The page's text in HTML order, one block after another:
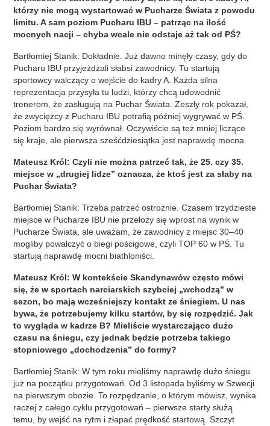
którzy nie mogą wystartować w Pucharze Świata z powodu
limitu. A sam poziom Pucharu IBU – patrząc na ilość
mocnych nacji – chyba wcale nie odstaje aż tak od PŚ?
Bartłomiej Stanik: Dokładnie. Już dawno minęły czasy, gdy do
Pucharu IBU przyjeżdżali słabsi zawodnicy. Tu startują
sportowcy walczący o wejście do kadry A. Każda silna
reprezentacja przysyła tu ludzi, którzy chcą udowodnić
trenerom, że zasługują na Puchar Świata. Zeszły rok pokazał,
że zwycięzcy z Pucharu IBU potrafią później wygrywać w PŚ.
Poziom bardzo się wyrównał. Oczywiście są też mniej liczące
się kraje, ale pierwsza sześćdziesiątka jest naprawdę mocna.
Mateusz Król: Czyli nie można patrzeć tak, że 25. czy 35.
miejsce w „drugiej lidze” oznacza, że ktoś jest za słaby na
Puchar Świata?
Bartłomiej Stanik: Trzeba patrzeć ostrożnie. Czasem trzydzieste
miejsce w Pucharze IBU nie przełoży się wprost na wynik w
Pucharze Świata, ale uważam, że zawodnicy z miejsc 30–40
mogliby powalczyć o biegi pościgowe, czyli TOP 60 w PŚ. Tu
startują naprawdę mocni biathloniści.
Mateusz Król: W kontekście Skandynawów często mówi
się, że w sportach narciarskich szybciej „wchodzą” w
sezon, bo mają wcześniejszy kontakt ze śniegiem. U nas
bywa, że potrzebujemy kilku startów, by się rozpędzić. Jak
to wygląda w kadrze B? Mieliście wystarczająco dużo
czasu na śniegu, czy jednak będzie potrzeba takiego
stopniowego „dochodzenia” do formy?
Bartłomiej Stanik: W tym roku mieliśmy naprawdę dużo śniegu
już na początku przygotowań. Od 3 listopada byliśmy w Szwecji
na pierwszym obozie. To rozpędzanie, o którym mówisz, wynika
raczej z całego cyklu przygotowań – pierwsze starty służą
temu, by wejść na rytm i złapać prędkość startową. Szczyt